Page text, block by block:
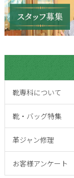
靴専科について
靴・バッグ特集
革ジャン修理
お客様アンケート